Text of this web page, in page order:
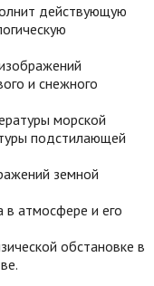
действующую
и снежного
морской
подстилающей
земной
атмосфере и его
обстановке в